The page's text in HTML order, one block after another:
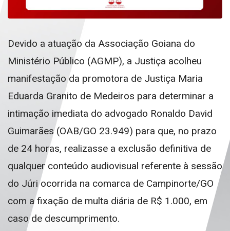
Devido a atuação da Associação Goiana do
Ministério Público (AGMP), a Justiça acolheu
manifestação da promotora de Justiça Maria
Eduarda Granito de Medeiros para determinar a
intimação imediata do advogado Ronaldo David
Guimarães (OAB/GO 23.949) para que, no prazo
de 24 horas, realizasse a exclusão definitiva de
qualquer conteúdo audiovisual referente à sessão
do Júri ocorrida na comarca de Campinorte/GO
com a fixação de multa diária de R$ 1.000, em
caso de descumprimento.